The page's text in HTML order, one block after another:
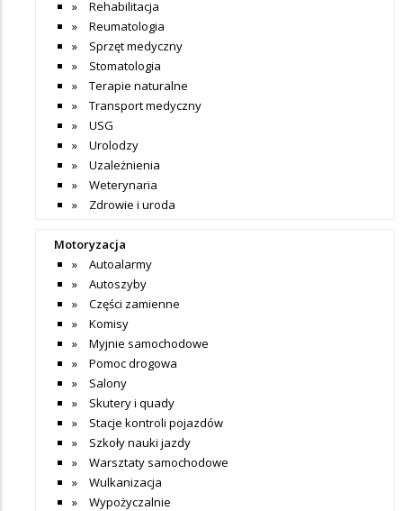
Rehabilitacja
Reumatologia
Sprzęt medyczny
Stomatologia
Terapie naturalne
Transport medyczny
USG
Urolodzy
Uzależnienia
Weterynaria
Zdrowie i uroda
Motoryzacja
Autoalarmy
Autoszyby
Części zamienne
Komisy
Myjnie samochodowe
Pomoc drogowa
Salony
Skutery i quady
Stacje kontroli pojazdów
Szkoły nauki jazdy
Warsztaty samochodowe
Wulkanizacja
Wypożyczalnie